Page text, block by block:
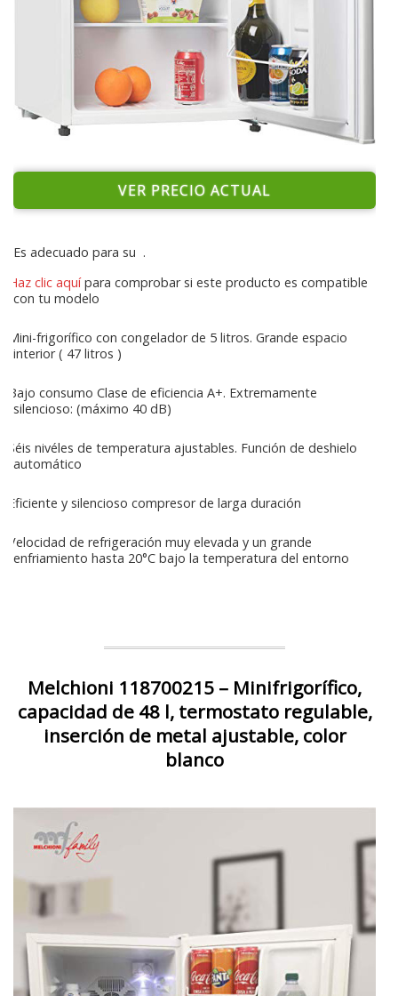
VER PRECIO ACTUAL
Es adecuado para su .
Haz clic aquípara comprobar si este producto es compatible
con tu modelo
Mini-frigorífico con congelador de 5 litros. Grande espacio
interior ( 47 litros )
Bajo consumo Clase de eficiencia A+. Extremamente
silencioso: (máximo 40 dB)
Séis nivéles de temperatura ajustables. Función de deshielo
automático
Eficiente y silencioso compresor de larga duración
Velocidad de refrigeración muy elevada y un grande
enfriamiento hasta 20°C bajo la temperatura del entorno
Melchioni 118700215 – Minifrigorífico,
capacidad de 48 l, termostato regulable,
inserción de metal ajustable, color
blanco